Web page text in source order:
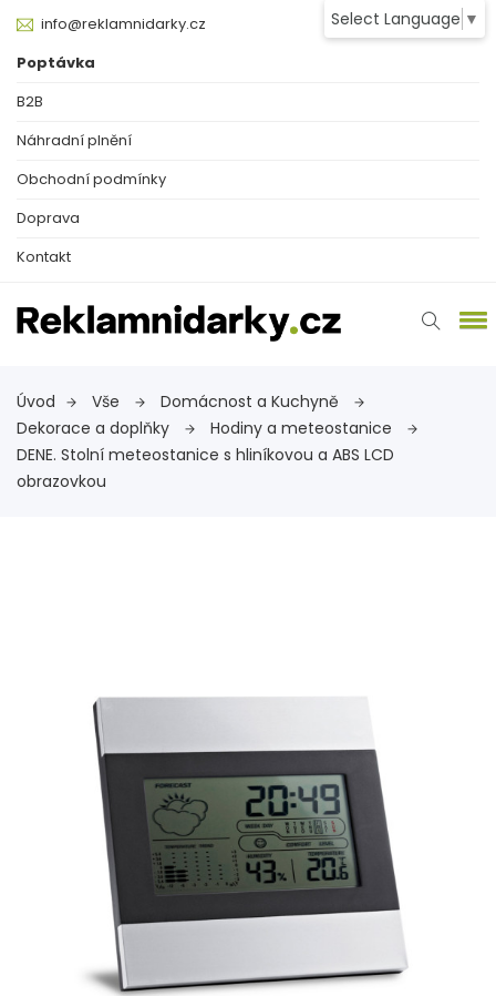
Select Language ▼
info@reklamnidarky.cz
Poptávka
B2B
Náhradní plnění
Obchodní podmínky
Doprava
Kontakt
Úvod Vše
Domácnost a Kuchyně
Dekorace a doplňky
Hodiny a meteostanice
DENE. Stolní meteostanice s hliníkovou a ABS LCD
obrazovkou